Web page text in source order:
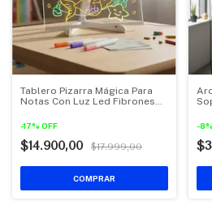
Tablero Pizarra Mágica Para
Notas Con Luz Led Fibrones
-17% OFF
$14.900,00 $17.999,00
-8%